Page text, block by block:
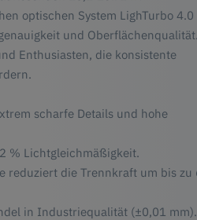
optischen System LighTurbo 4.0
und Oberflächenqualität.
Enthusiasten, die konsistente
scharfe Details und hohe
% Lichtgleichmäßigkeit.
reduziert die Trennkraft um bis zu
in Industriequalität (±0,01 mm).